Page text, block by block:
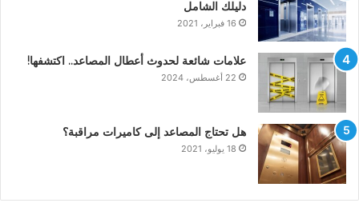
دليلك الشامل
16 فبراير، 2021
علامات شائعة لحدوث أعطال المصاعد.. اكتشفها!
22 أغسطس، 2024
هل تحتاج المصاعد إلى كاميرات مراقبة؟
18 يوليو، 2021